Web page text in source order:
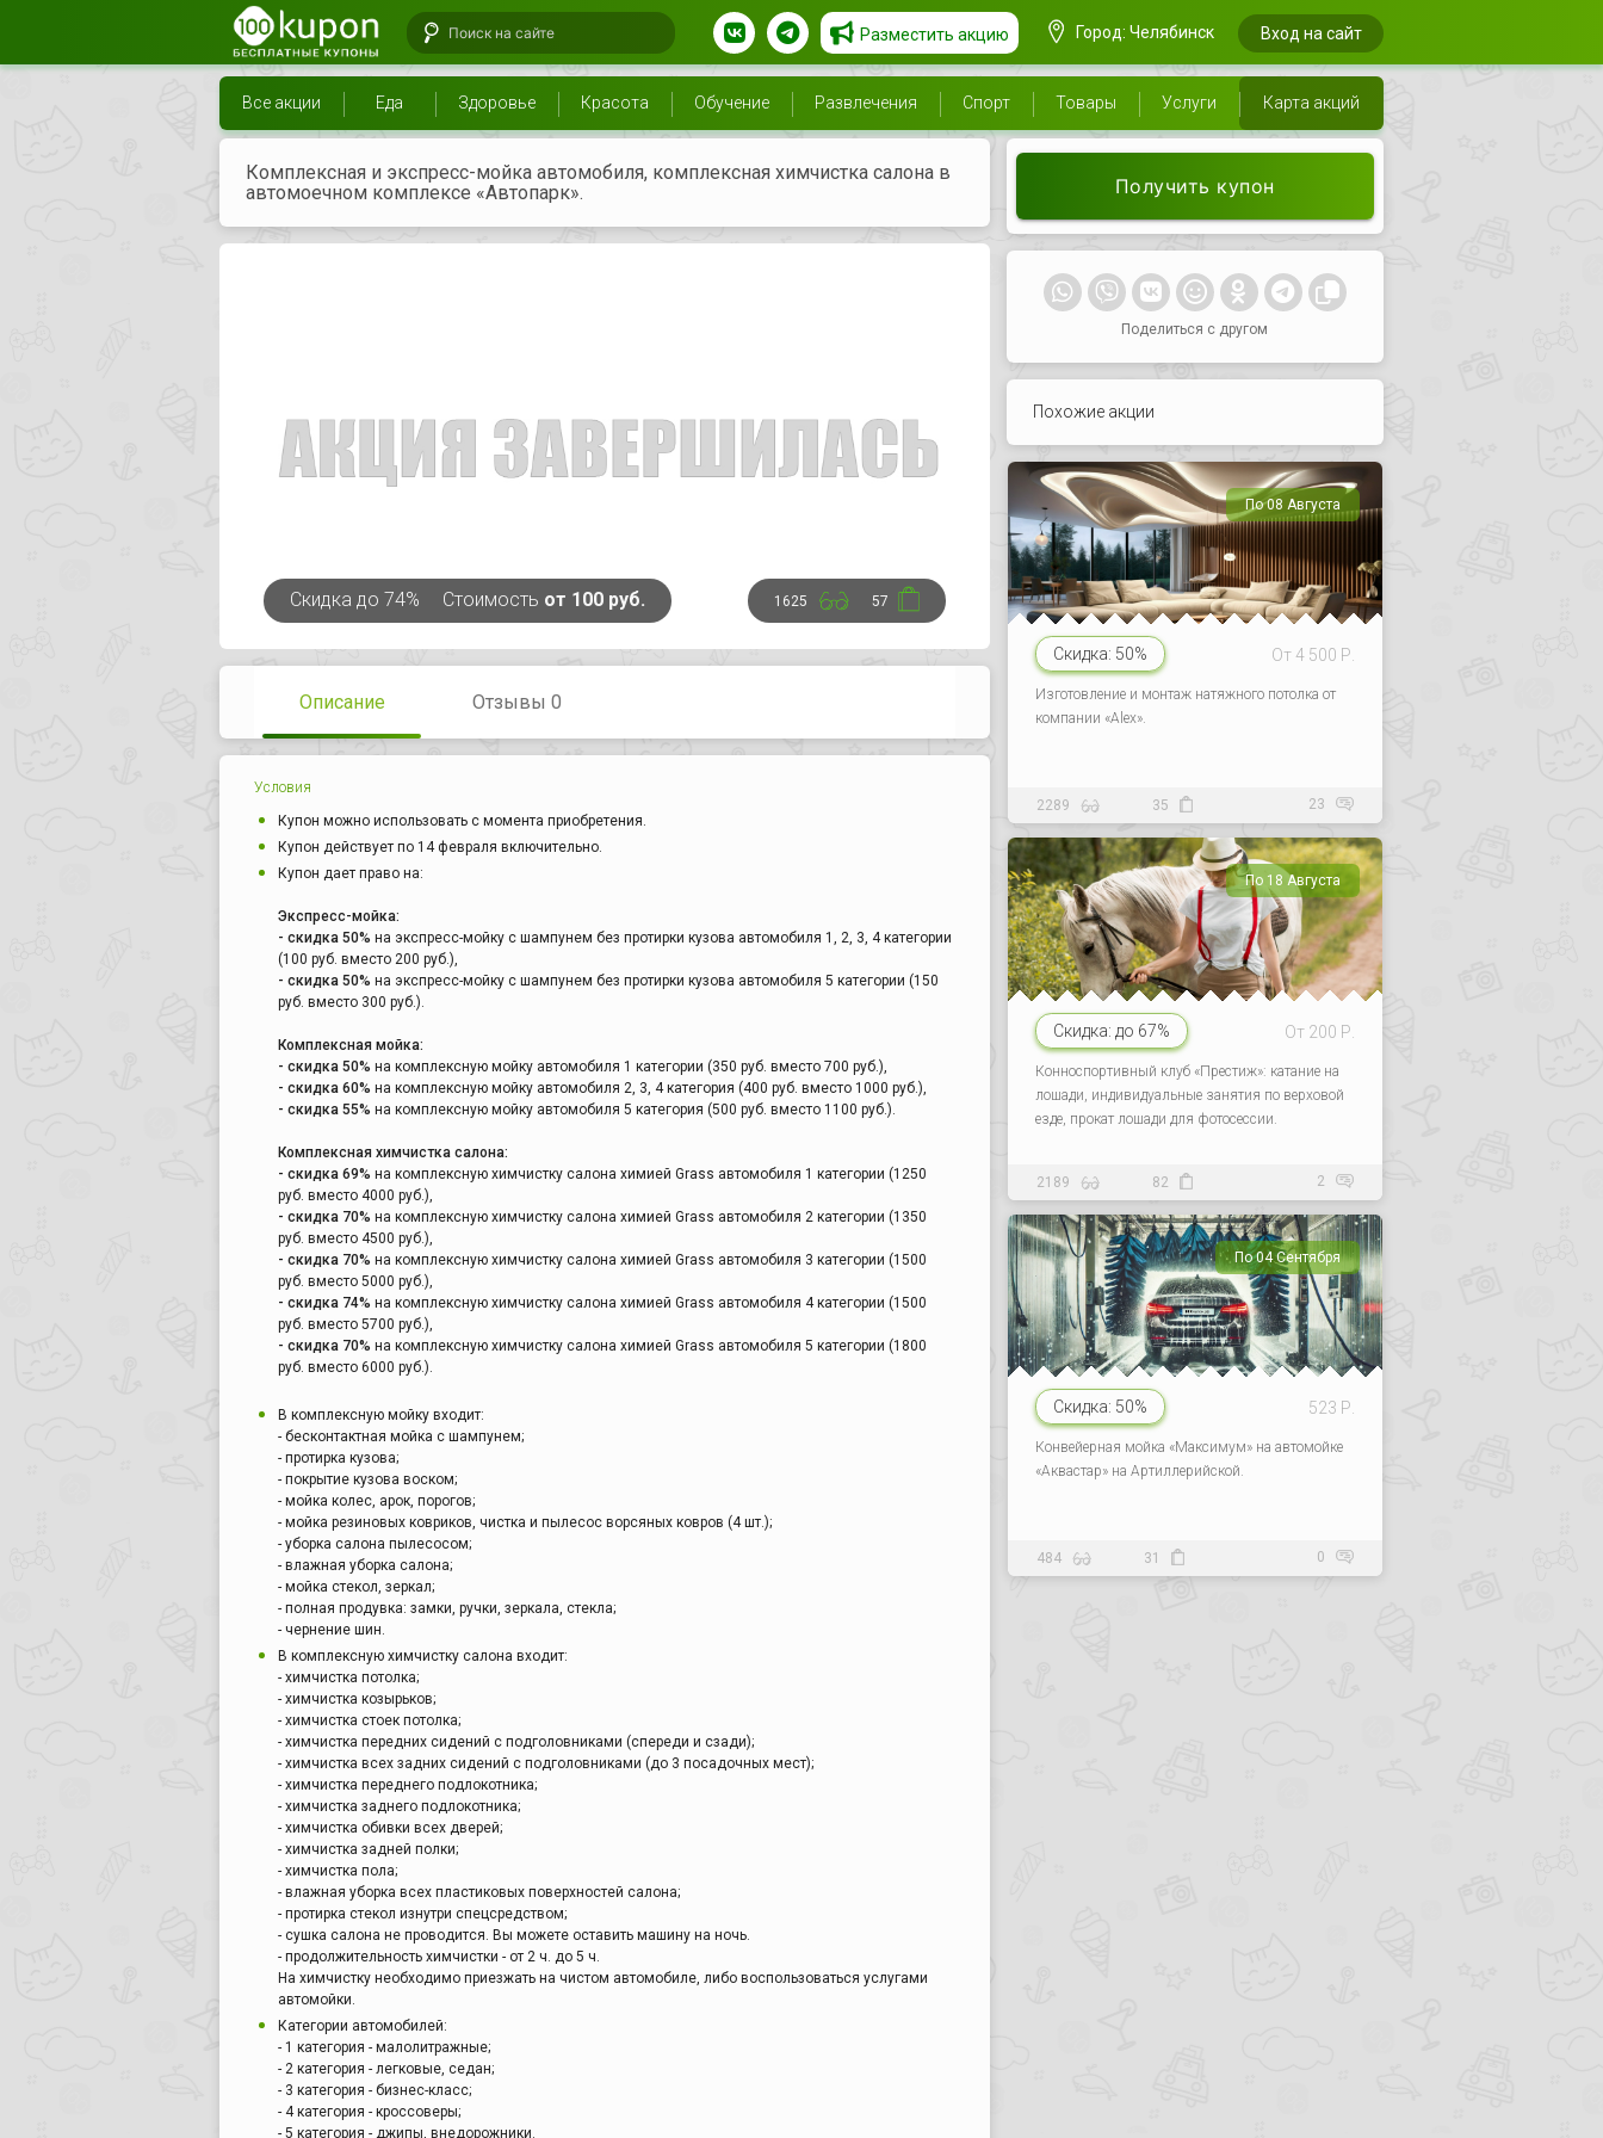
Разместить акцию Город: Челябинск Вход на сайт
Все акции Еда Здоровье Красота Обучение Развлечения Спорт Товары Услуги Карта акций
Комплексная и экспресс-мойка автомобиля, комплексная химчистка салона в
автомоечном комплексе «Автопарк».
Скидка до 74% Стоимость от 100 руб. 1625 57
Описание Отзывы 0
Условия
Купон можно использовать с момента приобретения.
Купон действует по 14 февраля включительно.
Купон дает право на:
Экспресс-мойка:
- скидка 50% на экспресс-мойку с шампунем без протирки кузова автомобиля 1, 2, 3, 4 категории
(100 руб. вместо 200 руб.),
- скидка 50% на экспресс-мойку с шампунем без протирки кузова автомобиля 5 категории (150
руб. вместо 300 руб.).
Комплексная мойка:
- скидка 50% на комплексную мойку автомобиля 1 категории (350 руб. вместо 700 руб.),
- скидка 60% на комплексную мойку автомобиля 2, 3, 4 категория (400 руб. вместо 1000 руб.),
- скидка 55% на комплексную мойку автомобиля 5 категория (500 руб. вместо 1100 руб.).
Комплексная химчистка салона:
- скидка 69% на комплексную химчистку салона химией Grass автомобиля 1 категории (1250
руб. вместо 4000 руб.),
- скидка 70% на комплексную химчистку салона химией Grass автомобиля 2 категории (1350
руб. вместо 4500 руб.),
- скидка 70% на комплексную химчистку салона химией Grass автомобиля 3 категории (1500
руб. вместо 5000 руб.),
- скидка 74% на комплексную химчистку салона химией Grass автомобиля 4 категории (1500
руб. вместо 5700 руб.),
- скидка 70% на комплексную химчистку салона химией Grass автомобиля 5 категории (1800
руб. вместо 6000 руб.).
В комплексную мойку входит:
- бесконтактная мойка с шампунем;
- протирка кузова;
- покрытие кузова воском;
- мойка колес, арок, порогов;
- мойка резиновых ковриков, чистка и пылесос ворсяных ковров (4 шт.);
- уборка салона пылесосом;
- влажная уборка салона;
- мойка стекол, зеркал;
- полная продувка: замки, ручки, зеркала, стекла;
- чернение шин.
В комплексную химчистку салона входит:
- химчистка потолка;
- химчистка козырьков;
- химчистка стоек потолка;
- химчистка передних сидений с подголовниками (спереди и сзади);
- химчистка всех задних сидений с подголовниками (до 3 посадочных мест);
- химчистка переднего подлокотника;
- химчистка заднего подлокотника;
- химчистка обивки всех дверей;
- химчистка задней полки;
- химчистка пола;
- влажная уборка всех пластиковых поверхностей салона;
- протирка стекол изнутри спецсредством;
- сушка салона не проводится. Вы можете оставить машину на ночь.
- продолжительность химчистки - от 2 ч. до 5 ч.
На химчистку необходимо приезжать на чистом автомобиле, либо воспользоваться услугами
автомойки.
Категории автомобилей:
- 1 категория - малолитражные;
- 2 категория - легковые, седан;
- 3 категория - бизнес-класс;
- 4 категория - кроссоверы;
- 5 категория - джипы, внедорожники.
Получить купон
Поделиться с другом
Похожие акции
По 08 Августа
Скидка: 50% От 4 500 Р.
Изготовление и монтаж натяжного потолка от
компании «Alex».
2289 35 23
По 18 Августа
Скидка: до 67% От 200 Р.
Конноспортивный клуб «Престиж»: катание на
лошади, индивидуальные занятия по верховой
езде, прокат лошади для фотосессии.
2189 82 2
По 04 Сентября
Скидка: 50% 523 Р.
Конвейерная мойка «Максимум» на автомойке
«Аквастар» на Артиллерийской.
484 31 0